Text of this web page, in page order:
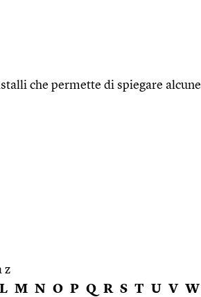
che permette di spiegare alcune
z
L M N O P Q R S T U V W